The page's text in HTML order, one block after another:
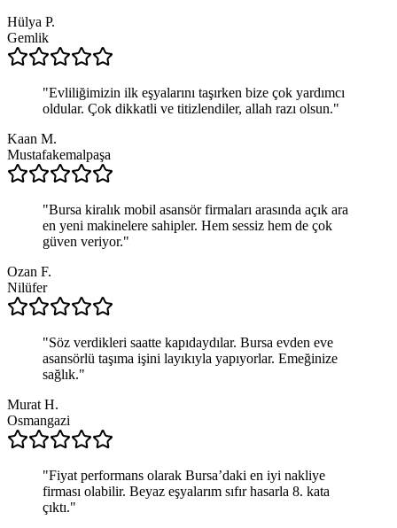
Hülya P.
Gemlik
"Evliliğimizin ilk eşyalarını taşırken bize çok yardımcı
oldular. Çok dikkatli ve titizlendiler, allah razı olsun."
Kaan M.
Mustafakemalpaşa
"Bursa kiralık mobil asansör firmaları arasında açık ara
en yeni makinelere sahipler. Hem sessiz hem de çok
güven veriyor."
Ozan F.
Nilüfer
"Söz verdikleri saatte kapıdaydılar. Bursa evden eve
asansörlü taşıma işini layıkıyla yapıyorlar. Emeğinize
sağlık."
Murat H.
Osmangazi
"Fiyat performans olarak Bursa’daki en iyi nakliye
firması olabilir. Beyaz eşyalarım sıfır hasarla 8. kata
çıktı."